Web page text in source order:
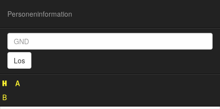
Personeninformation
Los
Personeninformation
119834898)